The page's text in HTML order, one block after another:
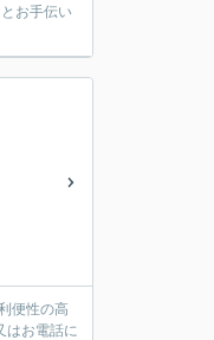
お手伝い
便性の高
はお電話に